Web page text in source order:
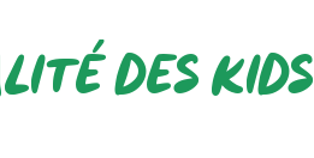
DES KIDS